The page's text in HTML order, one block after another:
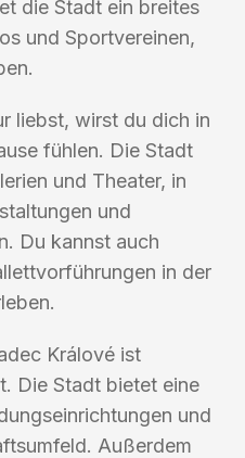
die Stadt ein breites
und Sportvereinen,
liebst, wirst du dich in
fühlen. Die Stadt
und Theater, in
und
Du kannst auch
in der
Králové ist
Die Stadt bietet eine
und
Außerdem